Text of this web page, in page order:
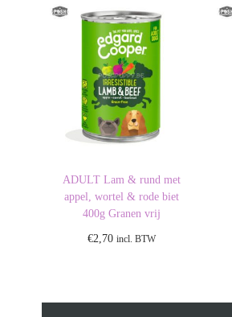
ADULT Lam & rund met
appel, wortel & rode biet
400g Granen vrij
€2,70 incl. BTW